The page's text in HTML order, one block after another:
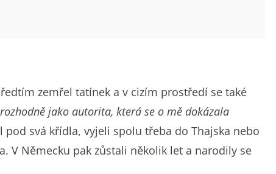
zemřel tatínek a v cizím prostředí se také
jako autorita, která se o mě dokázala
pod svá křídla, vyjeli spolu třeba do Thajska nebo
V Německu pak zůstali několik let a narodily se